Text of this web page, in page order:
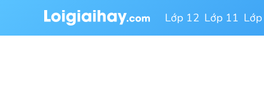
Lớp 12 Lớp 11